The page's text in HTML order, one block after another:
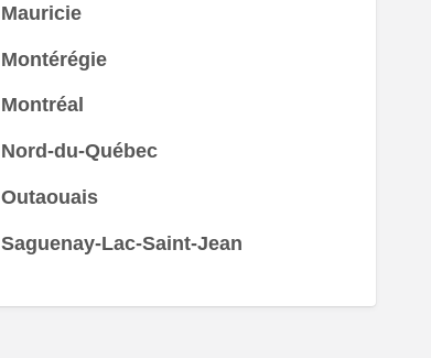
Mauricie
Montérégie
Montréal
Nord-du-Québec
Outaouais
Saguenay-Lac-Saint-Jean